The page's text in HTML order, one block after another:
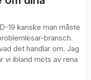
19 kanske man måste
bransch.
det handlar om. Jag
vi ibland möts av rena